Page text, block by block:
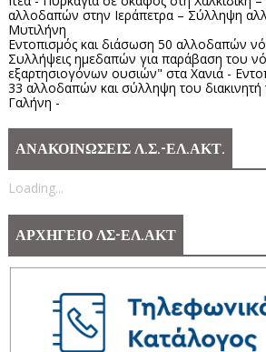
αλλοδαπών στην Ιεράπετρα – Σύλληψη
Μυτιλήνη
Εντοπισμός και διάσωση 50 αλλοδαπών
Συλλήψεις ημεδαπών για παράβαση του
εξαρτησιογόνων ουσιών" στα Χανιά -
33 αλλοδαπών και σύλληψη του διακινητή
Γαλήνη -
ΑΝΑΚΟΙΝΩΣΕΙΣ Λ.Σ.-ΕΛ.ΑΚΤ.
Loading...
ΑΡΧΗΓΕΙΟ ΛΣ-ΕΛ.ΑΚΤ